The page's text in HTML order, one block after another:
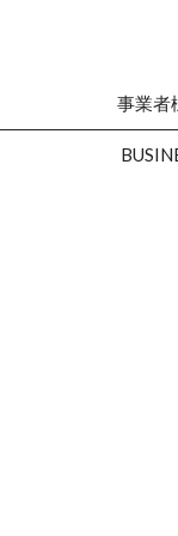
事業者